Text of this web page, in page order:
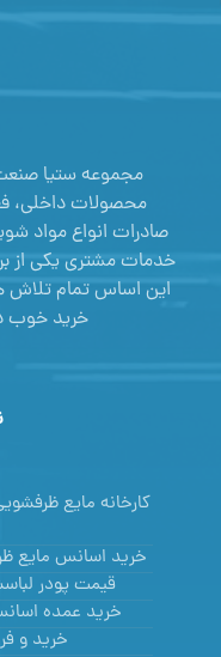
مجموعه ستیا
محصولات داخلی،
صادرات انواع مواد
خدمات مشتری یکی از
این اساس تمام تلاش
خرید خوب
کارخانه مایع
خرید اسانس مایع
قیمت پودر
خرید عمده
خرید و